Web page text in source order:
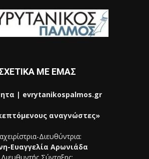
ΜΕ ΕΜΑΣ
| evrytanikospalmos.gr
αναγνώστες»
Διευθύντρια:
Ευαγγελία Αρωνιάδα